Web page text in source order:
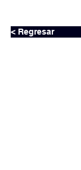
< Regresar